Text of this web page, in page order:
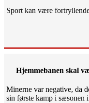
Sport kan være
Hjemmebanen skal
Minerne var negative, da
sin første kamp i sæsonen